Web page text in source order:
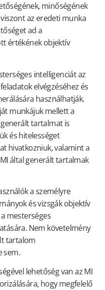
minőségének
az eredeti munka
ad a
értékének objektív
intelligenciát az
elvégzéséhez és
használhatják.
munkájuk mellett a
tartalmat is
és hitelességet
hivatkozniuk, valamint a
által generált tartalmak
a személyre
és vizsgák objektív
mesterséges
Nem követelmény
tartalom
sem.
lehetőség van az MI
hogy megfelelő